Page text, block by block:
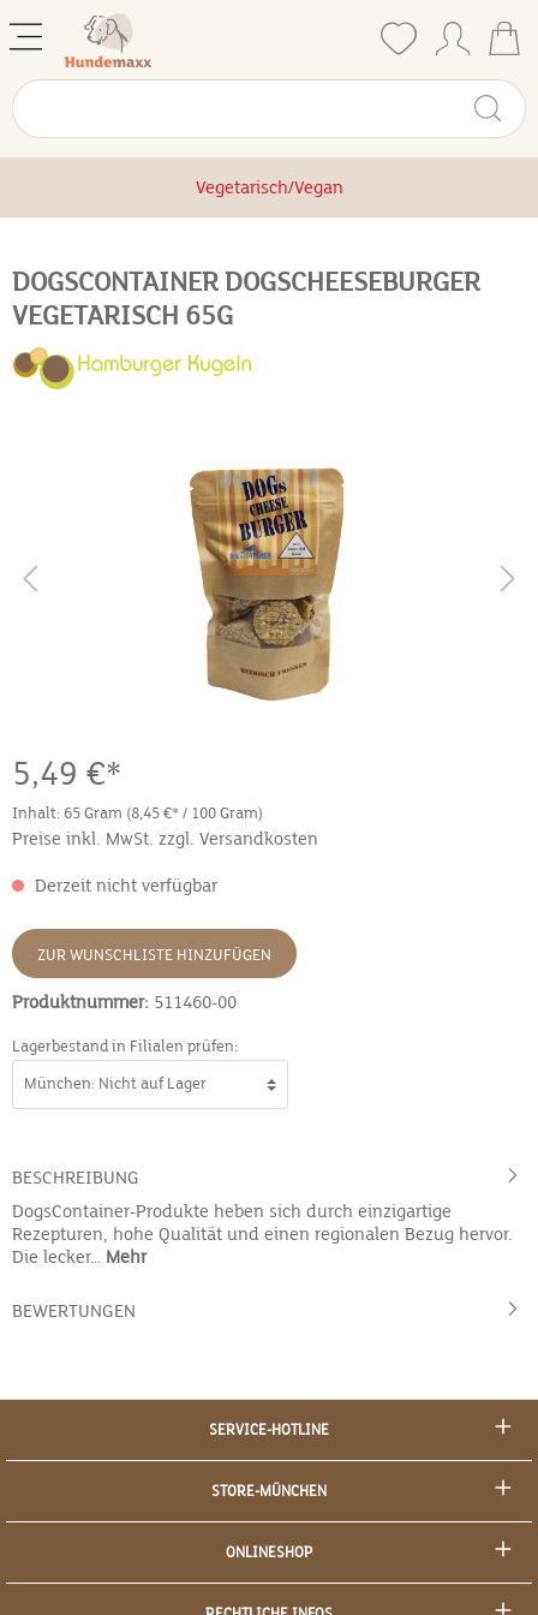
Vegetarisch/Vegan
DOGSCONTAINER DOGSCHEESEBURGER
VEGETARISCH 65G
5,49 €*
Inhalt: 65 Gram (8,45 €* / 100 Gram)
Preise inkl. MwSt. zzgl. Versandkosten
Derzeit nicht verfügbar
ZUR WUNSCHLISTE HINZUFÜGEN
Produktnummer: 511460-00
Lagerbestand in Filialen prüfen:
BESCHREIBUNG
DogsContainer-Produkte heben sich durch einzigartige
Rezepturen, hohe Qualität und einen regionalen Bezug hervor.
Die lecker… Mehr
BEWERTUNGEN
SERVICE-HOTLINE
STORE-MÜNCHEN
ONLINESHOP